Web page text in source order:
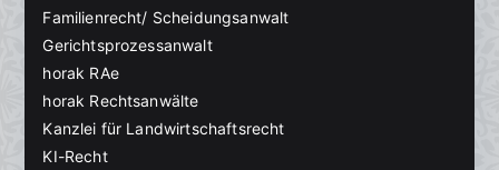
Familienrecht/ Scheidungsanwalt
Gerichtsprozessanwalt
horak RAe
horak Rechtsanwälte
Kanzlei für Landwirtschaftsrecht
KI-Recht